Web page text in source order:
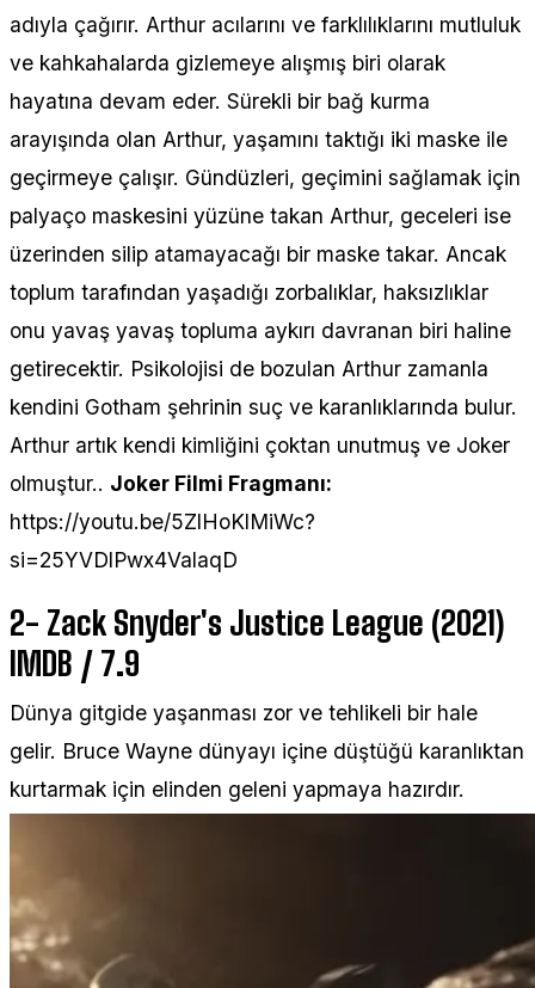
adıyla çağırır. Arthur acılarını ve farklılıklarını mutluluk
ve kahkahalarda gizlemeye alışmış biri olarak
hayatına devam eder. Sürekli bir bağ kurma
arayışında olan Arthur, yaşamını taktığı iki maske ile
geçirmeye çalışır. Gündüzleri, geçimini sağlamak için
palyaço maskesini yüzüne takan Arthur, geceleri ise
üzerinden silip atamayacağı bir maske takar. Ancak
toplum tarafından yaşadığı zorbalıklar, haksızlıklar
onu yavaş yavaş topluma aykırı davranan biri haline
getirecektir. Psikolojisi de bozulan Arthur zamanla
kendini Gotham şehrinin suç ve karanlıklarında bulur.
Arthur artık kendi kimliğini çoktan unutmuş ve Joker
olmuştur.. Joker Filmi Fragmanı:
https://youtu.be/5ZlHoKlMiWc?
si=25YVDlPwx4ValaqD
2- Zack Snyder's Justice League (2021)
IMDB / 7.9
Dünya gitgide yaşanması zor ve tehlikeli bir hale
gelir. Bruce Wayne dünyayı içine düştüğü karanlıktan
kurtarmak için elinden geleni yapmaya hazırdır.